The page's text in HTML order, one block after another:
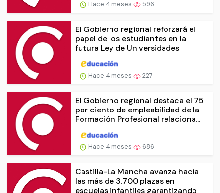
Hace 4 meses 596
El Gobierno regional reforzará el
papel de los estudiantes en la
futura Ley de Universidades
Hace 4 meses 227
El Gobierno regional destaca el 75
por ciento de empleabilidad de la
Formación Profesional relaciona...
Hace 4 meses 686
Castilla-La Mancha avanza hacia
las más de 3.700 plazas en
escuelas infantiles garantizando